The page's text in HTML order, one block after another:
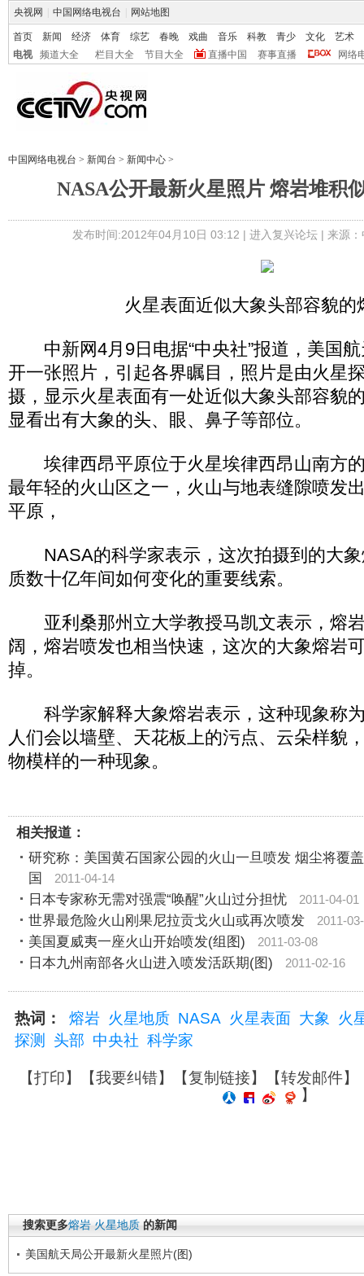
央视网 中国网络电视台 网站地图
首页 新闻 经济 体育 综艺 春晚 戏曲 音乐 科教 青少 文化
艺术
电视
频道大全 栏目大全 节目大全 直播中国 赛事直播 网络
中国网络电视台 > 新闻台 > 新闻中心 >
NASA公开最新火星照片 熔岩堆积
发布时间:2012年04月10日 03:12 | 进入复兴论坛| 来源
火星表面近似大象头部容貌的
中新网4月9日电据“中央社”报道，美国航
开一张照片，引起各界瞩目，照片是由火星
摄，显示火星表面有一处近似大象头部容貌
显看出有大象的头、眼、鼻子等部位。
埃律西昂平原位于火星埃律西昂山南方
最年轻的火山区之一，火山与地表缝隙喷发
平原，
NASA的科学家表示，这次拍摄到的大象
质数十亿年间如何变化的重要线索。
亚利桑那州立大学教授马凯文表示，熔
阔，熔岩喷发也相当快速，这次的大象熔岩
掉。
科学家解释大象熔岩表示，这种现象称为
人们会以墙壁、天花板上的污点、云朵样貌
物模样的一种现象。
相关报道：
研究称：美国黄石国家公园的火山一旦喷发 烟尘将覆
国
2011-04-14
日本专家称无需对强震“唤醒”火山过分担忧 2011-04-01
世界最危险火山刚果尼拉贡戈火山或再次喷发 2011-
美国夏威夷一座火山开始喷发(组图) 2011-03-08
日本九州南部各火山进入喷发活跃期(图) 2011-02-16
热词： 熔岩 火星地质 NASA 火星表面 大象
火
探测
头部 中央社 科学家
【打印】【我要纠错】【复制链接】【转发邮件】
】
搜索更多熔岩 火星地质 的新闻
美国航天局公开最新火星照片(图)